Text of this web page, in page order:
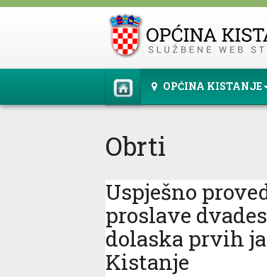
OPĆINA KISTANJE
Obrti
Uspješno
proslave
dolaska prvih
Kistanje